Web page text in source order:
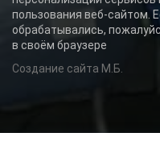
пользования веб-сайтом.
обрабатывались,
в своём браузере
Создание сайта М.Б.